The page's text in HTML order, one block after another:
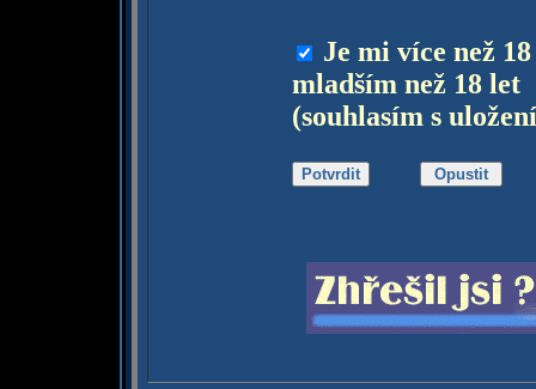
Je mi více než
mladším než 18 let
(souhlasím s